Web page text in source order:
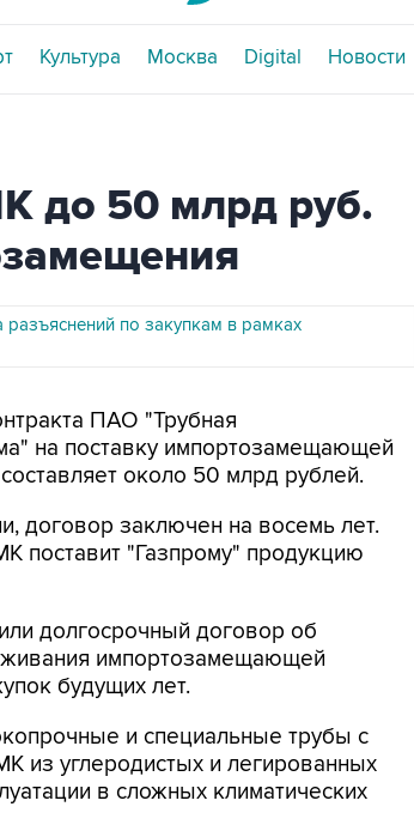
Культура Москва Digital Новости
до 50 млрд руб.
разъяснений по закупкам в рамках
ПАО "Трубная
на поставку импортозамещающей
около 50 млрд рублей.
договор заключен на восемь лет.
поставит "Газпрому" продукцию
долгосрочный договор об
импортозамещающей
будущих лет.
и специальные трубы с
из углеродистых и легированных
в сложных климатических